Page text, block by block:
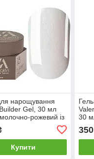
нарощування
Gel, 30 мл
рожевий із
Купити
30
350